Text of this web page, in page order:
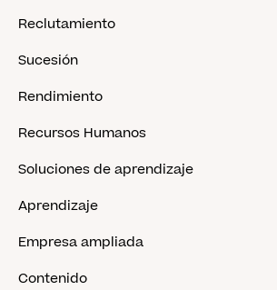
Reclutamiento
Sucesión
Rendimiento
Recursos Humanos
Soluciones de aprendizaje
Aprendizaje
Empresa ampliada
Contenido